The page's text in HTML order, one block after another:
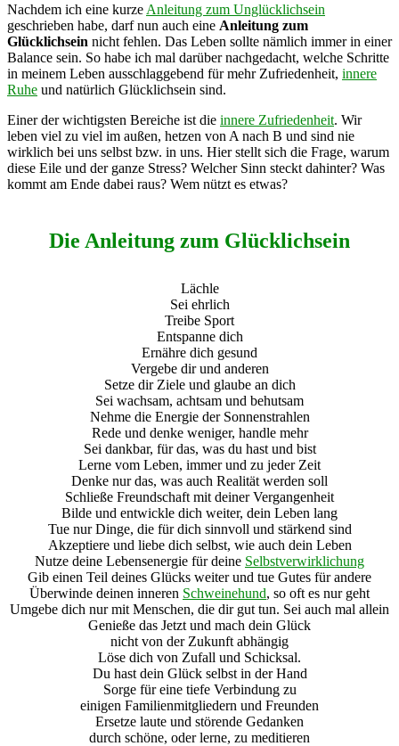
Nachdem ich eine kurze Anleitung zum Unglücklichsein
geschrieben habe, darf nun auch eine Anleitung zum
Glücklichsein nicht fehlen. Das Leben sollte nämlich immer in einer
Balance sein. So habe ich mal darüber nachgedacht, welche Schritte
in meinem Leben ausschlaggebend für mehr Zufriedenheit, innere
Ruhe und natürlich Glücklichsein sind.
Einer der wichtigsten Bereiche ist die innere Zufriedenheit. Wir
leben viel zu viel im außen, hetzen von A nach B und sind nie
wirklich bei uns selbst bzw. in uns. Hier stellt sich die Frage, warum
diese Eile und der ganze Stress? Welcher Sinn steckt dahinter? Was
kommt am Ende dabei raus? Wem nützt es etwas?
Die Anleitung zum Glücklichsein
Lächle
Sei ehrlich
Treibe Sport
Entspanne dich
Ernähre dich gesund
Vergebe dir und anderen
Setze dir Ziele und glaube an dich
Sei wachsam, achtsam und behutsam
Nehme die Energie der Sonnenstrahlen
Rede und denke weniger, handle mehr
Sei dankbar, für das, was du hast und bist
Lerne vom Leben, immer und zu jeder Zeit
Denke nur das, was auch Realität werden soll
Schließe Freundschaft mit deiner Vergangenheit
Bilde und entwickle dich weiter, dein Leben lang
Tue nur Dinge, die für dich sinnvoll und stärkend sind
Akzeptiere und liebe dich selbst, wie auch dein Leben
Nutze deine Lebensenergie für deine Selbstverwirklichung
Gib einen Teil deines Glücks weiter und tue Gutes für andere
Überwinde deinen inneren Schweinehund, so oft es nur geht
Umgebe dich nur mit Menschen, die dir gut tun. Sei auch mal allein
Genieße das Jetzt und mach dein Glück
nicht von der Zukunft abhängig
Löse dich von Zufall und Schicksal.
Du hast dein Glück selbst in der Hand
Sorge für eine tiefe Verbindung zu
einigen Familienmitgliedern und Freunden
Ersetze laute und störende Gedanken
durch schöne, oder lerne, zu meditieren